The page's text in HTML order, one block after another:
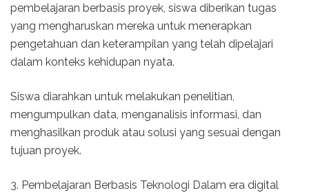
pembelajaran berbasis proyek, siswa diberikan tugas
yang mengharuskan mereka untuk menerapkan
pengetahuan dan keterampilan yang telah dipelajari
dalam konteks kehidupan nyata.
Siswa diarahkan untuk melakukan penelitian,
mengumpulkan data, menganalisis informasi, dan
menghasilkan produk atau solusi yang sesuai dengan
tujuan proyek.
3. Pembelajaran Berbasis Teknologi Dalam era digital